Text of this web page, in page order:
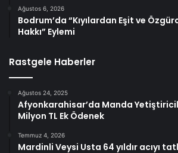
Ağustos 6, 2026
Bodrum’da “Kıyılardan Eşit ve
Hakkı” Eylemi
Rastgele Haberler
Ağustos 24, 2025
Afyonkarahisar’da Manda
Milyon TL Ek Ödenek
Temmuz 4, 2026
Mardinli Veysi Usta 64 yıldır acıyı